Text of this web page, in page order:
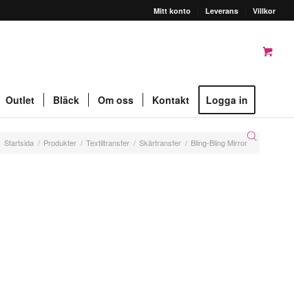
Mitt konto Leverans Villkor
Outlet Bläck Om oss Kontakt Logga in
Startsida / Produkter / Textiltransfer / Skärtransfer / Bling-Bling Mirror